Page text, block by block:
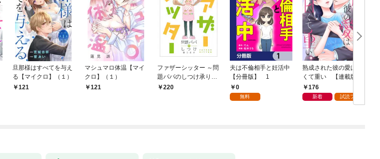
旦那様はすべてを与え
る【マイクロ】（１）
121
マシュマロ体温【マイ
クロ】（１）
121
ファザーシッター ～問
題パパのしつけ承りま
す～（1）
220
夫は不倫相手と妊活中
【分冊版】 1
0
無料
熟成された彼の愛は甘
くて重い 【連載版】:
1 176
新着 試読フル